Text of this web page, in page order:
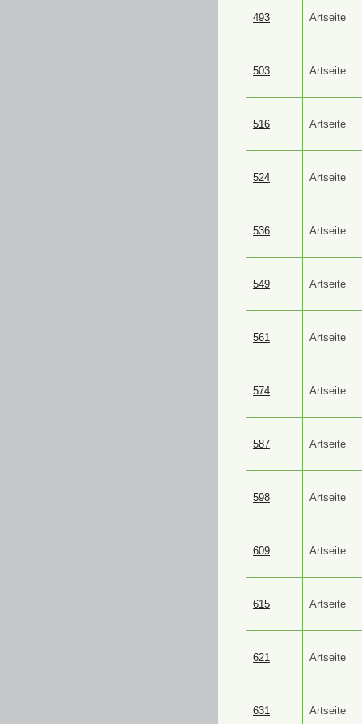
493 Artseite
503 Artseite
516 Artseite
524 Artseite
536 Artseite
549 Artseite
561 Artseite
574 Artseite
587 Artseite
598 Artseite
609 Artseite
615 Artseite
621 Artseite
631 Artseite